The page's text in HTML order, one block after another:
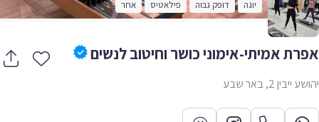
יוגה דופק גבוה פילאטיס אחר
אמיתי-אימוני כושר וחיטוב לנשים
2, באר שבע